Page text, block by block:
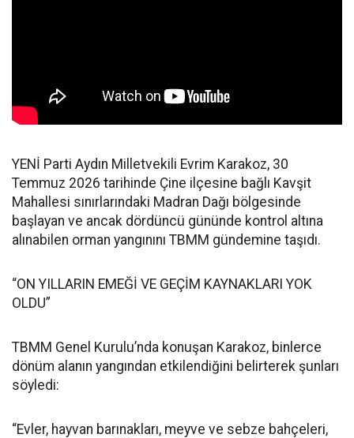
YENİ Parti Aydın Milletvekili Evrim Karakoz, 30
Temmuz 2026 tarihinde Çine ilçesine bağlı Kavşit
Mahallesi sınırlarındaki Madran Dağı bölgesinde
başlayan ve ancak dördüncü gününde kontrol altına
alınabilen orman yangınını TBMM gündemine taşıdı.
“ON YILLARIN EMEĞİ VE GEÇİM KAYNAKLARI YOK
OLDU”
TBMM Genel Kurulu’nda konuşan Karakoz, binlerce
dönüm alanın yangından etkilendiğini belirterek şunları
söyledi:
“Evler, hayvan barınakları, meyve ve sebze bahçeleri,